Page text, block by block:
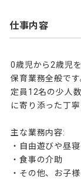
仕事内容
0歳児から2歳児
保育業務全般です
定員12名の少人
に寄り添った丁
主な業務内容:
・自由遊びや昼
・食事の介助
・その他、お子